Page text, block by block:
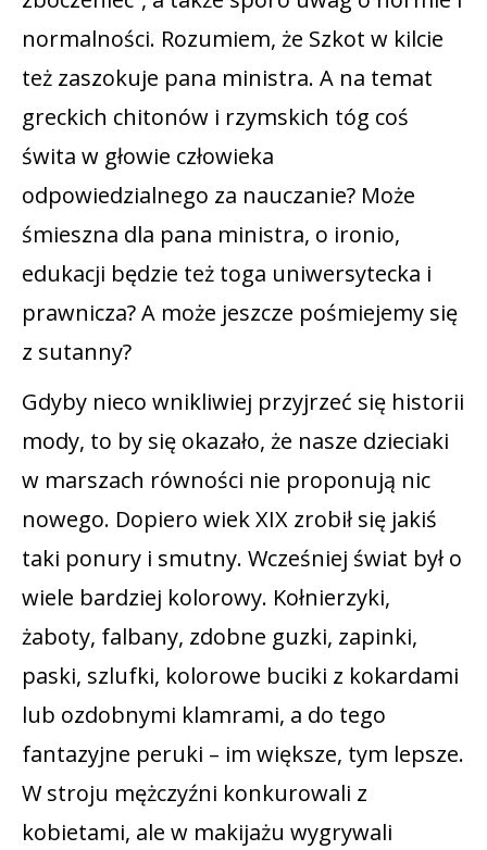
normalności. Rozumiem, że Szkot w kilcie
też zaszokuje pana ministra. A na temat
greckich chitonów i rzymskich tóg coś
świta w głowie człowieka
odpowiedzialnego za nauczanie? Może
śmieszna dla pana ministra, o ironio,
edukacji będzie też toga uniwersytecka i
prawnicza? A może jeszcze pośmiejemy się
z sutanny?
Gdyby nieco wnikliwiej przyjrzeć się historii
mody, to by się okazało, że nasze dzieciaki
w marszach równości nie proponują nic
nowego. Dopiero wiek XIX zrobił się jakiś
taki ponury i smutny. Wcześniej świat był o
wiele bardziej kolorowy. Kołnierzyki,
żaboty, falbany, zdobne guzki, zapinki,
paski, szlufki, kolorowe buciki z kokardami
lub ozdobnymi klamrami, a do tego
fantazyjne peruki – im większe, tym lepsze.
W stroju mężczyźni konkurowali z
kobietami, ale w makijażu wygrywali